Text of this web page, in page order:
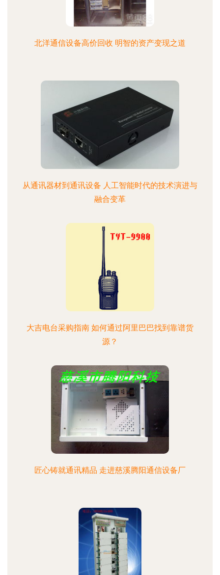
北洋通信设备高价回收 明智的资产变现之道
从通讯器材到通讯设备 人工智能时代的技术演进与
融合变革
大吉电台采购指南 如何通过阿里巴巴找到靠谱货
源？
匠心铸就通讯精品 走进慈溪腾阳通信设备厂